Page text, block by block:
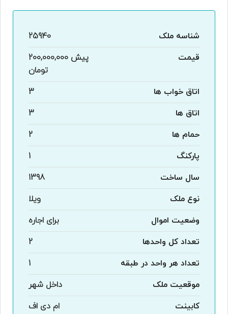
شناسه ملک
25940
قیمت
پیش 200,000,000
تومان
اتاق خواب ها
3
اتاق ها
3
حمام ها
2
پارکنگ
1
سال ساخت
1398
نوع ملک
ویلا
وضعیت اموال
برای اجاره
تعداد کل واحدها
2
تعداد هر واحد در طبقه
1
موقعیت ملک
داخل شهر
کابینت
ام دی اف